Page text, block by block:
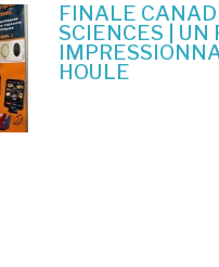
FINALE
SCIENCES | UN
HOULE